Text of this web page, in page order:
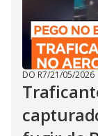
DO R7/21/05/2026